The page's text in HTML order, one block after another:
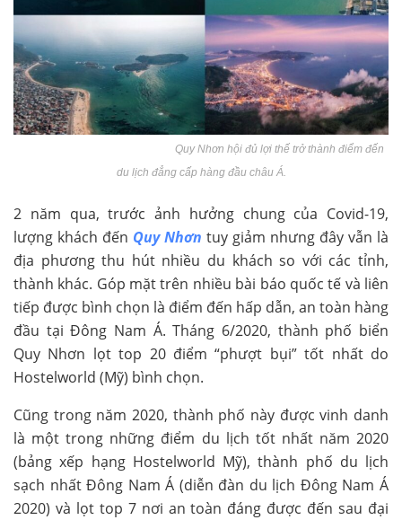
Quy Nhơn hội đủ lợi thế trở thành điểm đến
du lịch đẳng cấp hàng đầu châu Á.
2 năm qua, trước ảnh hưởng chung của Covid-19,
lượng khách đến Quy Nhơn tuy giảm nhưng đây vẫn là
địa phương thu hút nhiều du khách so với các tỉnh,
thành khác. Góp mặt trên nhiều bài báo quốc tế và liên
tiếp được bình chọn là điểm đến hấp dẫn, an toàn hàng
đầu tại Đông Nam Á. Tháng 6/2020, thành phố biển
Quy Nhơn lọt top 20 điểm “phượt bụi” tốt nhất do
Hostelworld (Mỹ) bình chọn.
Cũng trong năm 2020, thành phố này được vinh danh
là một trong những điểm du lịch tốt nhất năm 2020
(bảng xếp hạng Hostelworld Mỹ), thành phố du lịch
sạch nhất Đông Nam Á (diễn đàn du lịch Đông Nam Á
2020) và lọt top 7 nơi an toàn đáng được đến sau đại